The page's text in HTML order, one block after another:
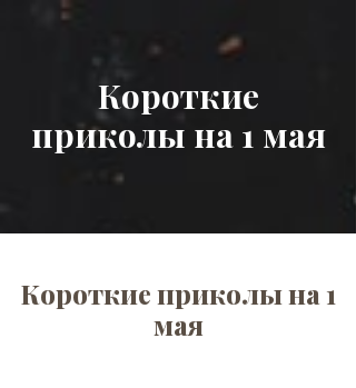
Короткие
приколы на 1 мая
Короткие приколы на 1
мая